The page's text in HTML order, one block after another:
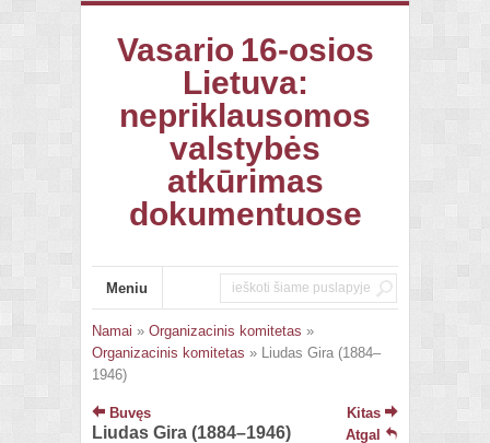
Vasario 16-osios
Lietuva:
nepriklausomos
valstybės
atkūrimas
dokumentuose
Meniu
Namai » Organizacinis komitetas »
Organizacinis komitetas » Liudas Gira (1884–
1946)
Buvęs
Kitas
Atgal
Liudas Gira (1884–1946)